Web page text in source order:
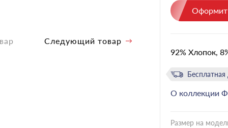
Следующий товар
92% Хлопок,
О коллекции
Размер на